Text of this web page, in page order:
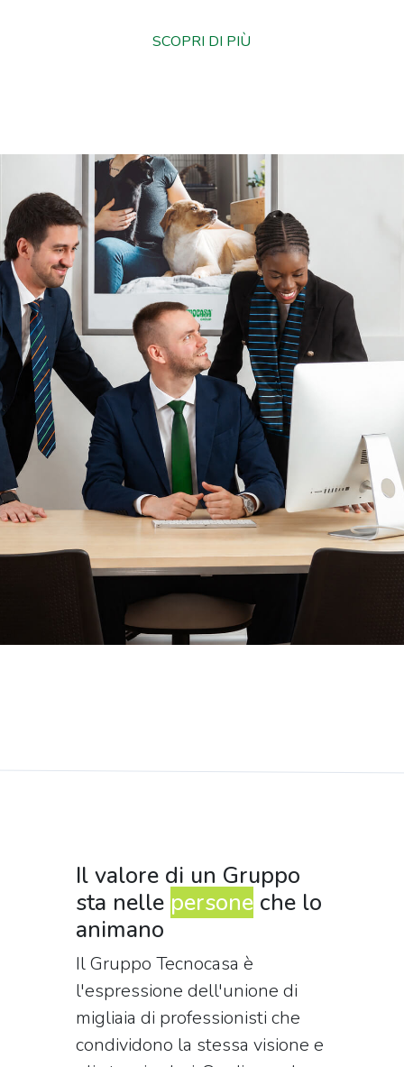
SCOPRI DI PIÙ
Il valore di un Gruppo
sta nelle persone che lo
animano
Il Gruppo Tecnocasa è
l'espressione dell'unione di
migliaia di professionisti che
condividono la stessa visione e